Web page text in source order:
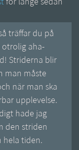
för länge sedan
träffar du på
otrolig aha-
Striderna blir
man måste
när man ska
upplevelse.
hade jag
den striden
hela tiden.